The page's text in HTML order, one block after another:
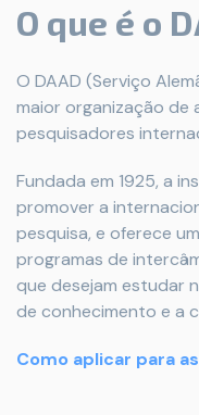
O que é o
O DAAD (Serviço
maior organização de
pesquisadores
Fundada em 1925, a
promover a
pesquisa, e oferece
programas de
que desejam estudar
de conhecimento e a
Como aplicar para